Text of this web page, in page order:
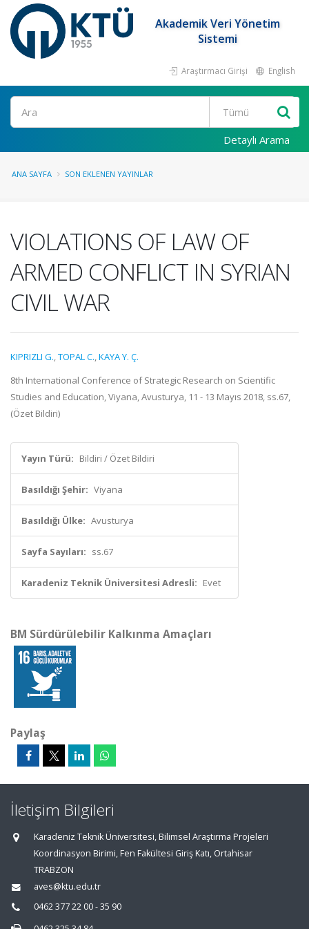
Akademik Veri Yönetim
Sistemi
Araştırmacı Girişi English
Ara
Detaylı Arama
ANA SAYFA SON EKLENEN YAYINLAR
VIOLATIONS OF LAW OF
ARMED CONFLICT IN SYRIAN
CIVIL WAR
KIPRIZLI G.,TOPAL C.,KAYA Y. Ç.
8th International Conference of Strategic Research on Scientific
Studies and Education, Viyana, Avusturya, 11 - 13 Mayıs 2018, ss.67,
(Özet Bildiri)
Yayın Türü: Bildiri / Özet Bildiri
Basıldığı Şehir: Viyana
Basıldığı Ülke: Avusturya
Sayfa Sayıları: ss.67
Karadeniz Teknik Üniversitesi Adresli: Evet
BM Sürdürülebilir Kalkınma Amaçları
Paylaş
İletişim Bilgileri
Karadeniz Teknik Üniversitesi, Bilimsel Araştırma Projeleri
Koordinasyon Birimi, Fen Fakültesi Giriş Katı, Ortahisar
TRABZON
aves@ktu.edu.tr
0462 377 22 00 - 35 90